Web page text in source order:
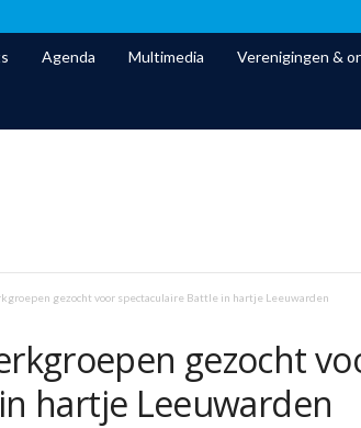
Agenda Multimedia Verenigingen &
gezocht voor spectaculaire Battle in hartje Leeuwarden
gezocht
hartje Leeuwarden